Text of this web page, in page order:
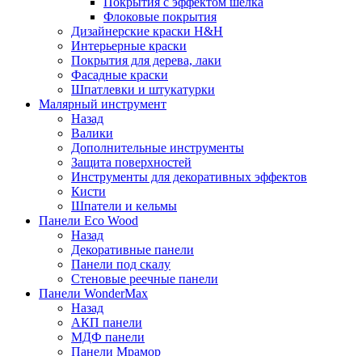
Флоковые покрытия
Дизайнерские краски H&H
Интерьерные краски
Покрытия для дерева, лаки
Фасадные краски
Шпатлевки и штукатурки
Малярный инструмент
Назад
Валики
Дополнительные инструменты
Защита поверхностей
Инструменты для декоративных эффектов
Кисти
Шпатели и кельмы
Панели Eco Wood
Назад
Декоративные панели
Панели под скалу
Стеновые реечные панели
Панели WonderMax
Назад
АКП панели
МДФ панели
Панели Мрамор